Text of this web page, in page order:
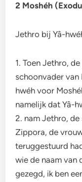
2 Moshéh
Jethro bij Yâ-
1. Toen Jethro,
schoonvader van
hwéh voor
namelijk dat Yâ-
2. nam Jethro,
Zippora, de
teruggestuurd
wie de naam van
gezegd, ik ben